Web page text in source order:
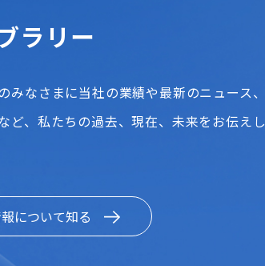
ラリー
みなさまに当社の業績や最新のニュース、
ど、私たちの過去、現在、未来をお伝えし
について知る